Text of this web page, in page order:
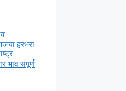
हरभरा
भाव संपूर्ण